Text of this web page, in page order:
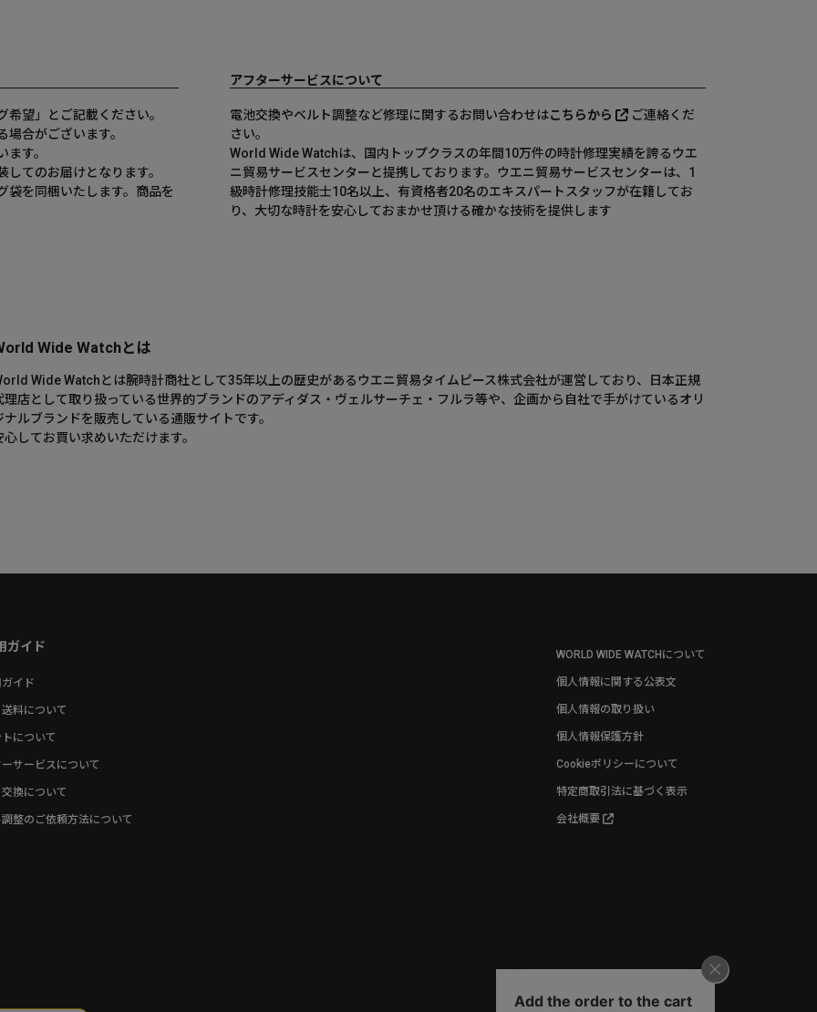
望」とご記載ください。
合がございます。
す。
てのお届けとなります。
袋を同梱いたします。商品を
アフターサービスについて
電池交換やベルト調整など修理に関するお問い合わせはこちらから
ご連絡くだ
さい。
World Wide Watchは、国内トップクラスの年間10万件の時計修理実績を誇るウエ
ニ貿易サービスセンターと提携しております。ウエニ貿易サービスセンターは、1
級時計修理技能士10名以上、有資格者20名のエキスパートスタッフが在籍してお
り、大切な時計を安心しておまかせ頂ける確かな技術を提供します
Wide Watchとは
Wide Watchとは腕時計商社として35年以上の歴史があるウエニ貿易タイムピース株式会社が運営しており、日本正規
理店として取り扱っている世界的ブランドのアディダス・ヴェルサーチェ・フルラ等や、企画から自社で手がけているオリ
ナルブランドを販売している通販サイトです。
心してお買い求めいただけます。
ガイド
イド
料について
について
サービスについて
換について
整のご依頼方法について
WORLD WIDE WATCHについて
個人情報に関する公表文
個人情報の取り扱い
個人情報保護方針
Cookieポリシーについて
特定商取引法に基づく表示
会社概要